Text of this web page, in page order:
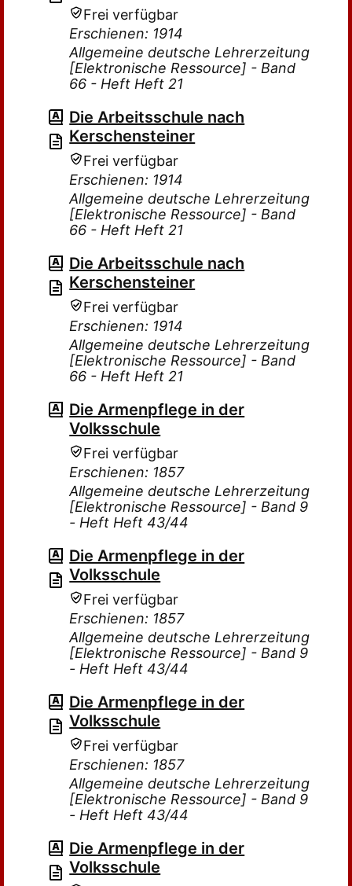
Frei verfügbar
Erschienen: 1914
Allgemeine deutsche Lehrerzeitung
[Elektronische Ressource] - Band
66 - Heft Heft 21
Die Arbeitsschule nach
Kerschensteiner
Frei verfügbar
Erschienen: 1914
Allgemeine deutsche Lehrerzeitung
[Elektronische Ressource] - Band
66 - Heft Heft 21
Die Arbeitsschule nach
Kerschensteiner
Frei verfügbar
Erschienen: 1914
Allgemeine deutsche Lehrerzeitung
[Elektronische Ressource] - Band
66 - Heft Heft 21
Die Armenpflege in der
Volksschule
Frei verfügbar
Erschienen: 1857
Allgemeine deutsche Lehrerzeitung
[Elektronische Ressource] - Band 9
- Heft Heft 43/44
Die Armenpflege in der
Volksschule
Frei verfügbar
Erschienen: 1857
Allgemeine deutsche Lehrerzeitung
[Elektronische Ressource] - Band 9
- Heft Heft 43/44
Die Armenpflege in der
Volksschule
Frei verfügbar
Erschienen: 1857
Allgemeine deutsche Lehrerzeitung
[Elektronische Ressource] - Band 9
- Heft Heft 43/44
Die Armenpflege in der
Volksschule